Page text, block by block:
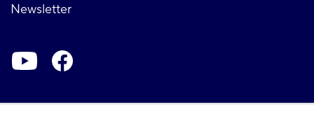
Newsletter
Soziale-
Netzwerke